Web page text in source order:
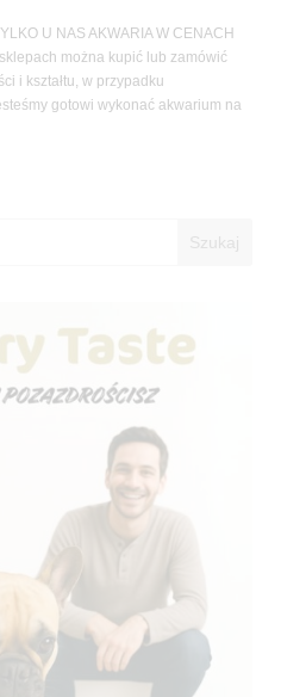
U NAS AKWARIA W CENACH
można kupić lub zamówić
i kształtu, w przypadku
gotowi wykonać akwarium na